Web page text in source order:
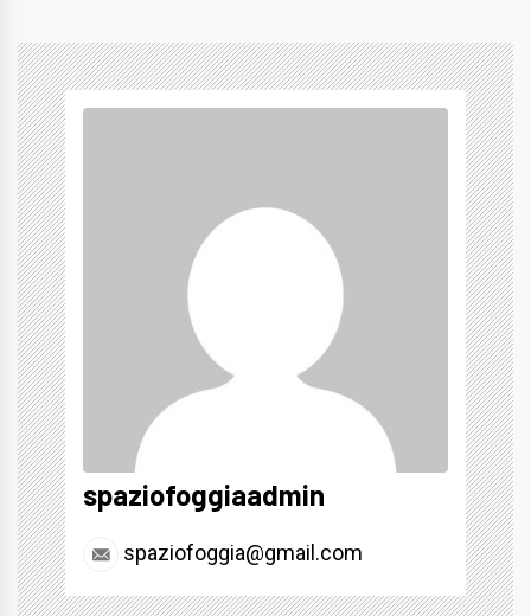
spaziofoggiaadmin
spaziofoggia@gmail.com